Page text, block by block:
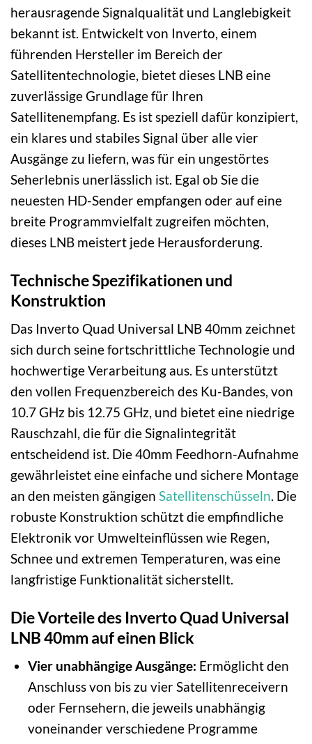
herausragende Signalqualität und Langlebigkeit
bekannt ist. Entwickelt von Inverto, einem
führenden Hersteller im Bereich der
Satellitentechnologie, bietet dieses LNB eine
zuverlässige Grundlage für Ihren
Satellitenempfang. Es ist speziell dafür konzipiert,
ein klares und stabiles Signal über alle vier
Ausgänge zu liefern, was für ein ungestörtes
Seherlebnis unerlässlich ist. Egal ob Sie die
neuesten HD-Sender empfangen oder auf eine
breite Programmvielfalt zugreifen möchten,
dieses LNB meistert jede Herausforderung.
Technische Spezifikationen und
Konstruktion
Das Inverto Quad Universal LNB 40mm zeichnet
sich durch seine fortschrittliche Technologie und
hochwertige Verarbeitung aus. Es unterstützt
den vollen Frequenzbereich des Ku-Bandes, von
10.7 GHz bis 12.75 GHz, und bietet eine niedrige
Rauschzahl, die für die Signalintegrität
entscheidend ist. Die 40mm Feedhorn-Aufnahme
gewährleistet eine einfache und sichere Montage
an den meisten gängigen Satellitenschüsseln. Die
robuste Konstruktion schützt die empfindliche
Elektronik vor Umwelteinflüssen wie Regen,
Schnee und extremen Temperaturen, was eine
langfristige Funktionalität sicherstellt.
Die Vorteile des Inverto Quad Universal
LNB 40mm auf einen Blick
Vier unabhängige Ausgänge: Ermöglicht den
Anschluss von bis zu vier Satellitenreceivern
oder Fernsehern, die jeweils unabhängig
voneinander verschiedene Programme